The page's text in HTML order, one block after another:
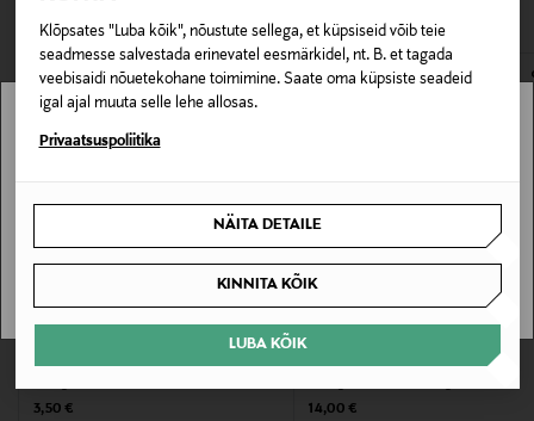
Klõpsates "Luba kõik", nõustute sellega, et küpsiseid võib teie
seadmesse salvestada erinevatel eesmärkidel, nt. B. et tagada
veebisaidi nõuetekohane toimimine. Saate oma küpsiste seadeid
igal ajal muuta selle lehe allosas.
Privaatsuspoliitika
NÄITA DETAILE
KINNITA KÕIK
LUBA KÕIK
Omadus
Vegan
Nahatüüp
250 ML
avamata originaalpakendis.
E-POE TAGASTUSED
Original Price
3,50 €
Original Price
14,00 €
Stockmann pole Sinu riigis saadaval.
SAAN ARU